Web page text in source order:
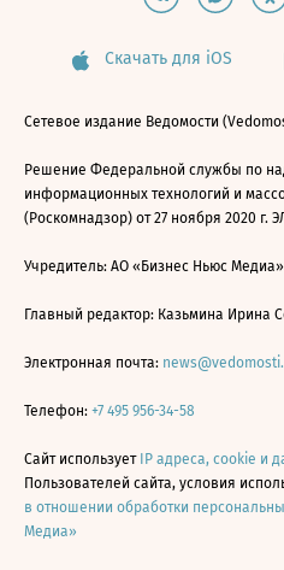
Скачать для iOS
Сетевое издание Ведомости
Решение Федеральной службы по
информационных технологий и
(Роскомнадзор) от 27 ноября 2020 г.
Учредитель: АО «Бизнес Ньюс Медиа»
Главный редактор: Казьмина Ирина
Электронная почта:
Телефон: +7 495 956-34-58
Сайт использует IP адреса, cookie и
Пользователей сайта, условия
в отношении обработки
Медиа»